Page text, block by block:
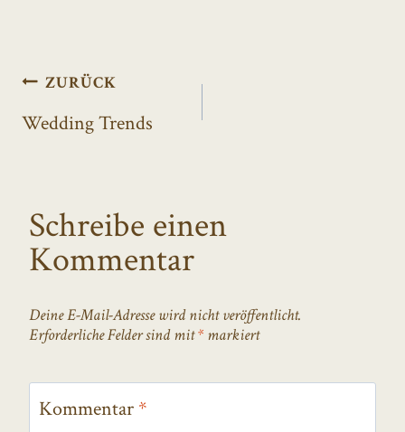
Beitragsnavigation
ZURÜCK
Wedding Trends
Schreibe einen
Kommentar
Deine E-Mail-Adresse wird nicht veröffentlicht.
Erforderliche Felder sind mit* markiert
Kommentar *